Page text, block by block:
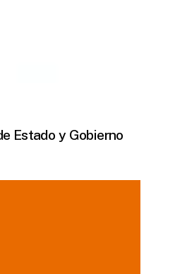
Estado y Gobierno